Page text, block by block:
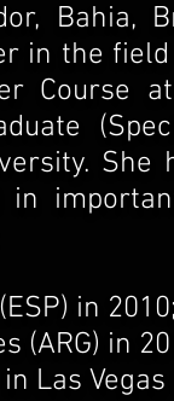
Bahia,
in the
Course
in
in
(ARG) in
Las